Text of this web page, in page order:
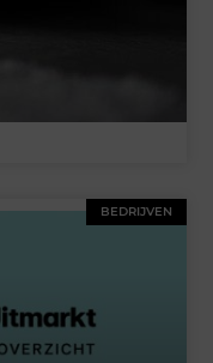
BEDRIJVEN